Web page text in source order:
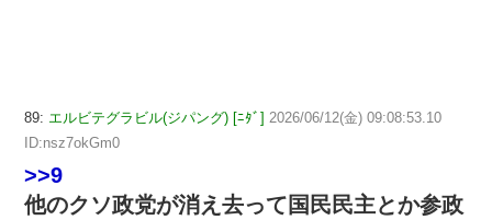
89: エルビテグラビル(ジパング) [ﾆﾀﾞ] 2026/06/12(金) 09:08:53.10
ID:nsz7okGm0
>>9
他のクソ政党が消え去って国民民主とか参政